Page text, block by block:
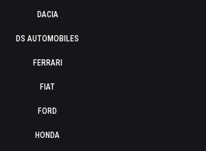
DACIA
DS AUTOMOBILES
FERRARI
FIAT
FORD
HONDA